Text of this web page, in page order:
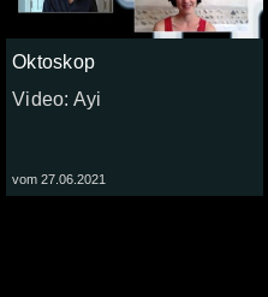
Oktoskop
Video: Ayi
vom 27.06.2021